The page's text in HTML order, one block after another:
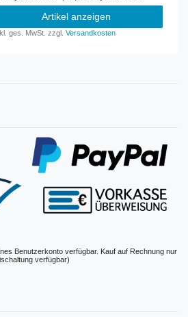
Artikel anzeigen
ges. MwSt. zzgl.Versandkosten
Benutzerkonto verfügbar. Kauf auf Rechnung nur
verfügbar)